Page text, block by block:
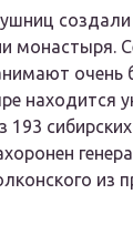
создали
монастыря.
очень
находится
193
из